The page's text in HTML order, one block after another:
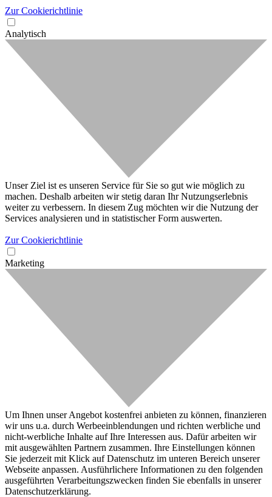
Zur Cookierichtlinie
Analytisch
Unser Ziel ist es unseren Service für Sie so gut wie möglich zu
machen. Deshalb arbeiten wir stetig daran Ihr Nutzungserlebnis
weiter zu verbessern. In diesem Zug möchten wir die Nutzung der
Services analysieren und in statistischer Form auswerten.
Zur Cookierichtlinie
Marketing
Um Ihnen unser Angebot kostenfrei anbieten zu können, finanzieren
wir uns u.a. durch Werbeeinblendungen und richten werbliche und
nicht-werbliche Inhalte auf Ihre Interessen aus. Dafür arbeiten wir
mit ausgewählten Partnern zusammen. Ihre Einstellungen können
Sie jederzeit mit Klick auf Datenschutz im unteren Bereich unserer
Webseite anpassen. Ausführlichere Informationen zu den folgenden
ausgeführten Verarbeitungszwecken finden Sie ebenfalls in unserer
Datenschutzerklärung.